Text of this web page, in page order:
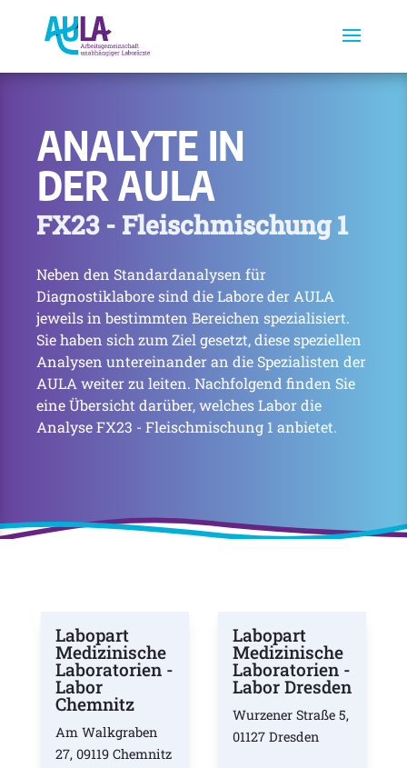
ANALYTE IN
DER AULA
FX23 - Fleischmischung 1
Neben den Standardanalysen für
Diagnostiklabore sind die Labore der AULA
jeweils in bestimmten Bereichen spezialisiert.
Sie haben sich zum Ziel gesetzt, diese speziellen
Analysen untereinander an die Spezialisten der
AULA weiter zu leiten. Nachfolgend finden Sie
eine Übersicht darüber, welches Labor die
Analyse FX23 - Fleischmischung 1 anbietet.
Labopart
Medizinische
Laboratorien -
Labor
Chemnitz
Am Walkgraben
27, 09119 Chemnitz
Labopart
Medizinische
Laboratorien -
Labor Dresden
Wurzener Straße 5,
01127 Dresden